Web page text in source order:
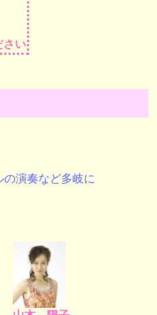
さい
演奏など多岐に